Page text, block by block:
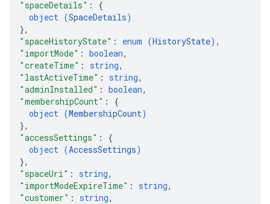
"spaceDetails" : {
object (SpaceDetails)
},
"spaceHistoryState" : enum (HistoryState) ,
"importMode" : boolean,
"createTime" : string,
"lastActiveTime" : string,
"adminInstalled" : boolean,
"membershipCount" : {
object (MembershipCount)
},
"accessSettings" : {
object (AccessSettings)
},
"spaceUri" : string,
"importModeExpireTime" : string,
"customer" : string,